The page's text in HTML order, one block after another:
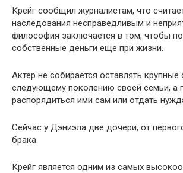
Крейг сообщил журналистам, что
наследования несправедливым и
философия заключается в том, чтобы
собственные деньги еще при жизни.
Актер не собирается оставлять
следующему поколению своей семьи, а
распорядиться ими сам или отдать
Сейчас у Дэниэла две дочери, от
брака.
Крейг является одним из самых